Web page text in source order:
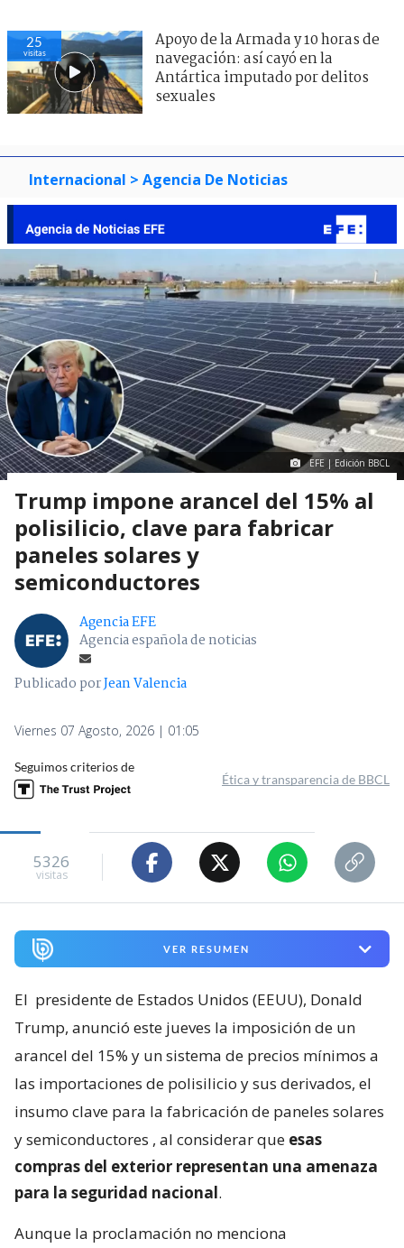
25
visitas
Apoyo de la Armada y 10 horas de
navegación: así cayó en la
Antártica imputado por delitos
sexuales
Internacional > Agencia De Noticias
EFE | Edición BBCL
Trump impone arancel del 15% al
polisilicio, clave para fabricar
paneles solares y
semiconductores
Agencia EFE
Agencia española de noticias
Publicado porJean Valencia
Viernes 07 Agosto, 2026 | 01:05
Seguimos criterios de
Ética y transparencia de BBCL
5326
visitas
VER RESUMEN
El presidente de Estados Unidos (EEUU), Donald
Trump, anunció este jueves la imposición de un
arancel del 15% y un sistema de precios mínimos a
las importaciones de polisilicio y sus derivados, el
insumo clave para la fabricación de paneles solares
y semiconductores , al considerar que esas
compras del exterior representan una amenaza
para la seguridad nacional.
Aunque la proclamación no menciona